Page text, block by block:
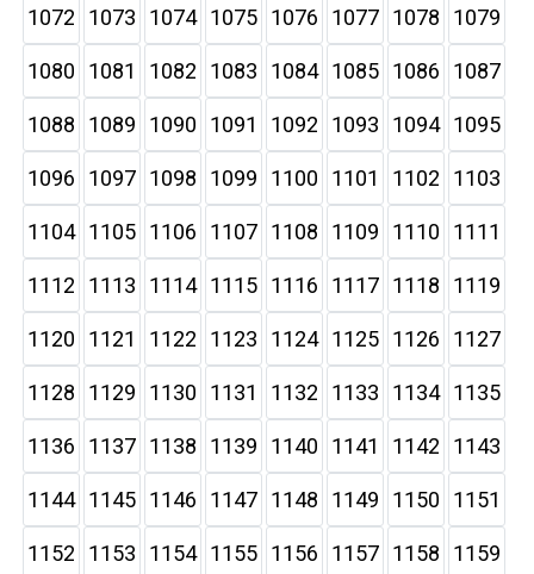
1072 1073 1074 1075 1076 1077 1078 1079
1080 1081 1082 1083 1084 1085 1086 1087
1088 1089 1090 1091 1092 1093 1094 1095
1096 1097 1098 1099 1100 1101 1102 1103
1104 1105 1106 1107 1108 1109 1110 1111
1112 1113 1114 1115 1116 1117 1118 1119
1120 1121 1122 1123 1124 1125 1126 1127
1128 1129 1130 1131 1132 1133 1134 1135
1136 1137 1138 1139 1140 1141 1142 1143
1144 1145 1146 1147 1148 1149 1150 1151
1152 1153 1154 1155 1156 1157 1158 1159